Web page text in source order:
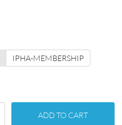
IPHA-MEMBERSHIP
ADD TO CART